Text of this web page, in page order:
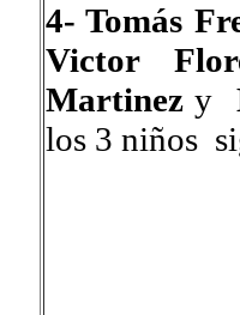
4- Tomás
Victor
Martinezy
los 3 niños